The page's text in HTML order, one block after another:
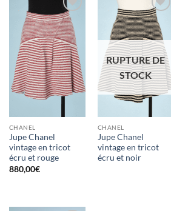
Ajouter
à la liste
d'envies
CHANEL
Jupe Chanel
vintage en tricot
écru et rouge
880,00€
Ajouter
à la liste
d'envies
RUPTURE DE
STOCK
CHANEL
Jupe Chanel
vintage en tricot
écru et noir